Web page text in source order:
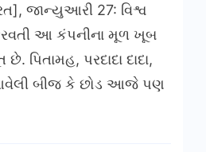
જાન્યુઆરી 27: વિશ્વ
આ કંપનીના મૂળ ખૂબ
પરદાદા દાદા,
બીજ કે છોડ આજે પણ